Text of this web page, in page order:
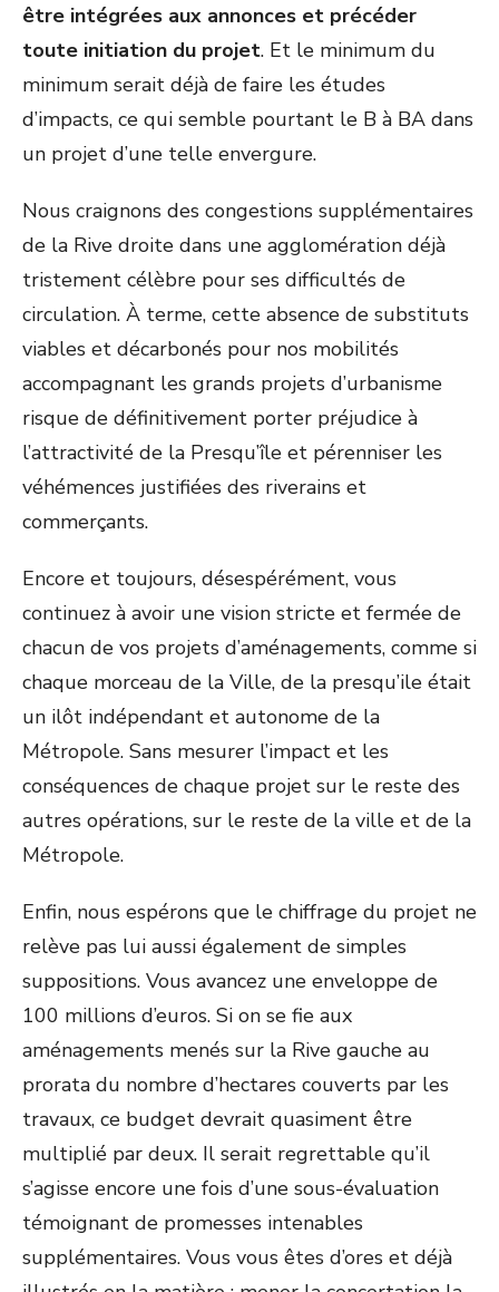
être intégrées aux annonces et précéder
toute initiation du projet. Et le minimum du
minimum serait déjà de faire les études
d’impacts, ce qui semble pourtant le B à BA dans
un projet d’une telle envergure.
Nous craignons des congestions supplémentaires
de la Rive droite dans une agglomération déjà
tristement célèbre pour ses difficultés de
circulation. À terme, cette absence de substituts
viables et décarbonés pour nos mobilités
accompagnant les grands projets d’urbanisme
risque de définitivement porter préjudice à
l’attractivité de la Presqu’île et pérenniser les
véhémences justifiées des riverains et
commerçants.
Encore et toujours, désespérément, vous
continuez à avoir une vision stricte et fermée de
chacun de vos projets d’aménagements, comme si
chaque morceau de la Ville, de la presqu’ile était
un ilôt indépendant et autonome de la
Métropole. Sans mesurer l’impact et les
conséquences de chaque projet sur le reste des
autres opérations, sur le reste de la ville et de la
Métropole.
Enfin, nous espérons que le chiffrage du projet ne
relève pas lui aussi également de simples
suppositions. Vous avancez une enveloppe de
100 millions d’euros. Si on se fie aux
aménagements menés sur la Rive gauche au
prorata du nombre d’hectares couverts par les
travaux, ce budget devrait quasiment être
multiplié par deux. Il serait regrettable qu’il
s’agisse encore une fois d’une sous-évaluation
témoignant de promesses intenables
supplémentaires. Vous vous êtes d’ores et déjà